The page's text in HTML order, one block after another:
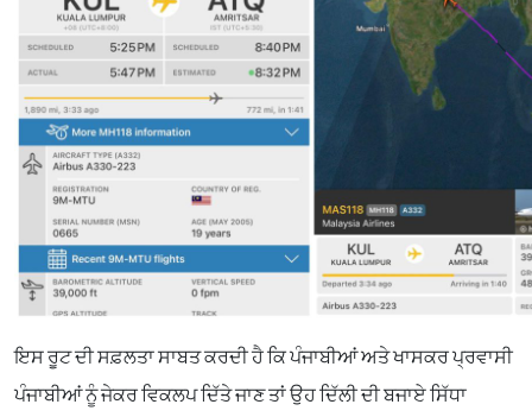
ਇਸ ਰੂਟ ਦੀ ਸਫ਼ਲਤਾ ਸਾਬਤ ਕਰਦੀ ਹੈ ਕਿ ਪੰਜਾਬੀਆਂ ਅਤੇ ਖਾਸਕਰ ਪ੍ਰਵਾਸੀ
ਪੰਜਾਬੀਆਂ ਨੂੰ ਜੇਕਰ ਵਿਕਲਪ ਦਿੱਤੇ ਜਾਣ ਤਾਂ ਉਹ ਦਿੱਲੀ ਦੀ ਬਜਾਏ ਸਿੱਧਾ